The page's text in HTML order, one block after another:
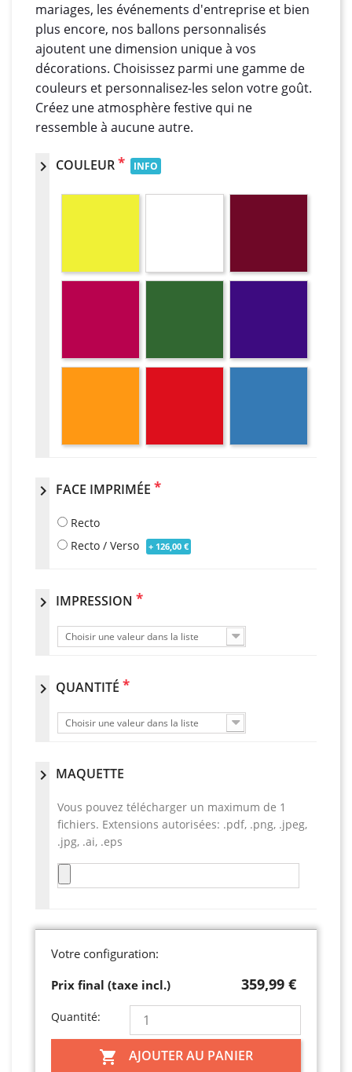
mariages, les événements d'entreprise et bien
plus encore, nos ballons personnalisés
ajoutent une dimension unique à vos
décorations. Choisissez parmi une gamme de
couleurs et personnalisez-les selon votre goût.
Créez une atmosphère festive qui ne
ressemble à aucune autre.
chevron_right COULEUR* INFO
chevron_right FACE IMPRIMÉE *
Recto
Recto / Verso
+ 126,00 €
chevron_right IMPRESSION *
Choisir une valeur dans la liste
chevron_right QUANTITÉ *
Choisir une valeur dans la liste
chevron_right MAQUETTE
Vous pouvez télécharger un maximum de 1
fichiers. Extensions autorisées: .pdf, .png, .jpeg,
.jpg, .ai, .eps
Votre configuration:
Prix final (taxe incl.)
359,99 €
Quantité:
 AJOUTER AU PANIER